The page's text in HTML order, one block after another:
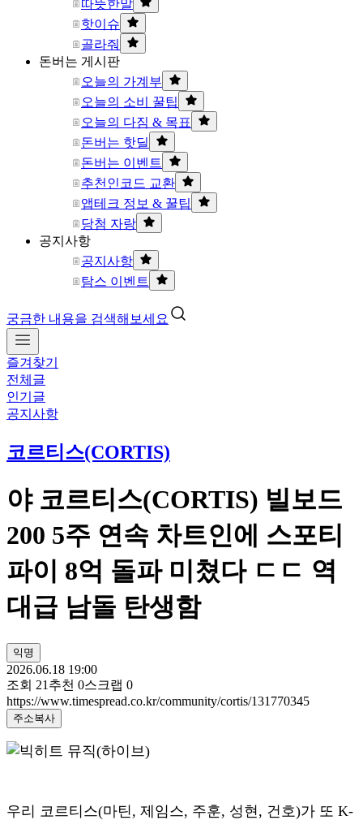
따뜻한말
핫이슈
골라줘
돈버는 게시판
오늘의 가계부
오늘의 소비 꿀팁
오늘의 다짐 & 목표
돈버는 핫딜
돈버는 이벤트
추천인코드 교환
앱테크 정보 & 꿀팁
당첨 자랑
공지사항
공지사항
탐스 이벤트
궁금한 내용을 검색해보세요
즐겨찾기
전체글
인기글
공지사항
코르티스(CORTIS)
야 코르티스(CORTIS) 빌보드
200 5주 연속 차트인에 스포티
파이 8억 돌파 미쳤다 ㄷㄷ 역
대급 남돌 탄생함
익명
2026.06.18 19:00
조회 21 추천 0스크랩 0
https://www.timespread.co.kr/community/cortis/131770345
주소복사
우리 코르티스(마틴, 제임스, 주훈, 성현, 건호)가 또 K-